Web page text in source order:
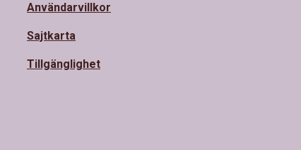
Användarvillkor
Sajtkarta
Tillgänglighet